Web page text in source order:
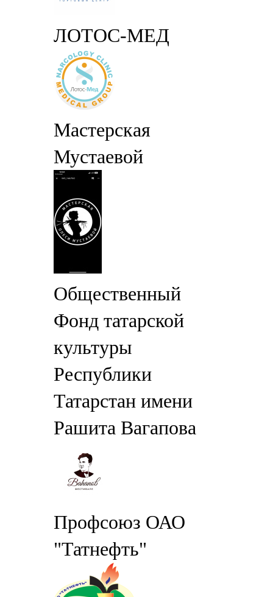
ЛОТОС-МЕД
Мастерская
Мустаевой
Общественный
Фонд татарской
культуры
Республики
Татарстан имени
Рашита Вагапова
Профсоюз ОАО
"Татнефть"